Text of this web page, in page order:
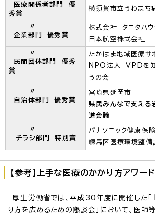
医療関係者部門 優
秀賞
横須賀市立うわまち
〃
企業部門 優秀賞
株式会社 タニタハウ
日本航空株式会社
〃
民間団体部門 優秀
賞
たかはま地域医療サ
NPO法人 VPDを知
うの会
〃
自治体部門 優秀賞
宮崎県延岡市
県民みんなで支える
進会議
〃
チラシ部門 特別賞
パナソニック健康保
練馬区医療環境整備
【参考】上手な医療のかかり方アワード
厚生労働省では、平成30年度に開催した「
り方を広めるための懇談会」において、医師